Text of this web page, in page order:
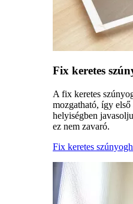
Fix keretes
A fix keretes
mozgatható, így első
helyiségben
ez nem zavaró.
Fix keretes